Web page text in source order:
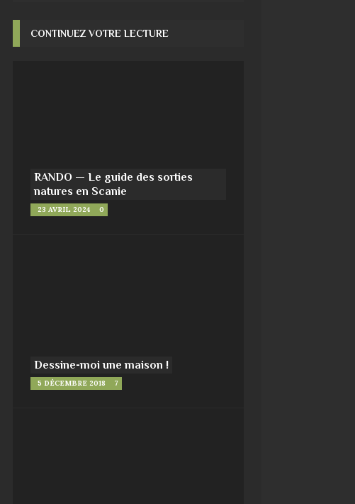
CONTINUEZ VOTRE LECTURE
RANDO — Le guide des sorties
natures en Scanie
23 AVRIL 2024 0
Dessine-moi une maison !
5 DÉCEMBRE 2018 7